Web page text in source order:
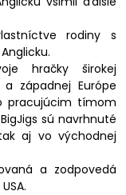
rodiny s
hračky širokej
západnej Európe
pracujúcim tímom
sú navrhnuté
aj vo východnej
a zodpovedá